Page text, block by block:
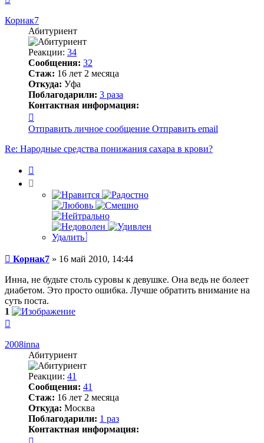
началу
Корнак7
Абитуриент
Реакции: 34
Сообщения: 32
Стаж: 16 лет 2 месяца
Откуда: Уфа
Поблагодарили: 3 раза
Контактная информация:
информация
пользователя
Корнак7
Отправить личное сообщение Отправить email
Re: Народные средства понижания сахара в крови?
Удалить
Сообщение
Корнак7 » 16 май 2010, 14:44
Инна, не будьте столь суровы к девушке. Она ведь не болеет
диабетом. Это просто ошибка. Лучше обратить внимание на
суть поста.
1
началу
2008inna
Абитуриент
Реакции: 41
Сообщения: 41
Стаж: 16 лет 2 месяца
Откуда: Москва
Поблагодарили: 1 раз
Контактная информация: